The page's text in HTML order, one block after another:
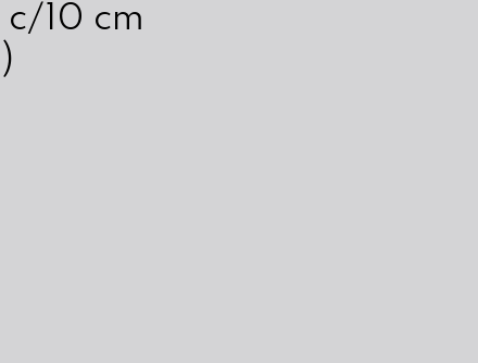
10 cm